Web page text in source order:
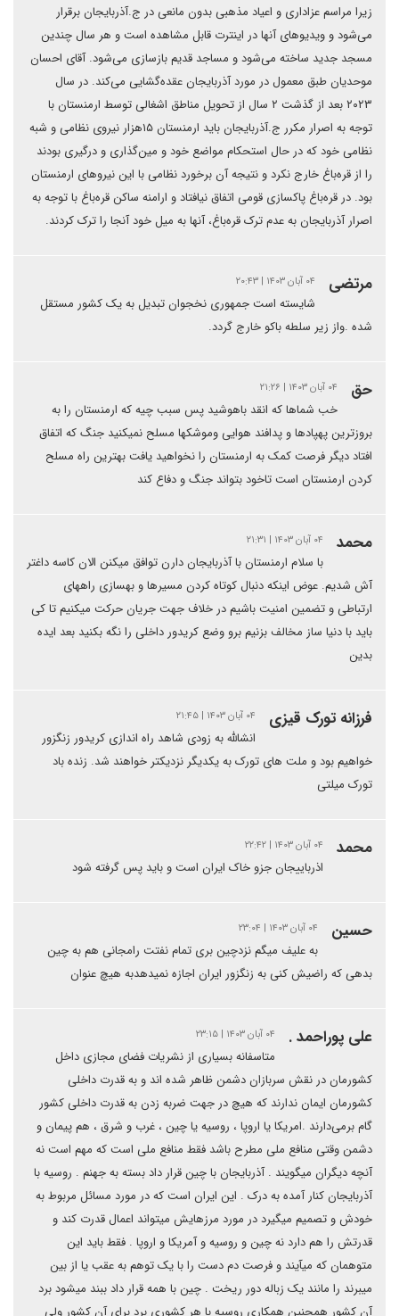
زیرا مراسم عزاداری و اعیاد مذهبی بدون مانعی در ج.آذربایجان برقرار
می‌شود و ویدیوهای آنها در اینترت قابل مشاهده است و هر سال چندین
مسجد جدید ساخته می‌شود و مساجد قدیم بازسازی می‌شود. آقای احسان
موحدیان طبق معمول در مورد آذربایجان عقده‌گشایی می‌کند. در سال
۲۰۲۳ بعد از گذشت ۲ سال از تحویل مناطق اشغالی توسط ارمنستان با
توجه به اصرار مکرر ج.آذربایجان باید ارمنستان ۱۵هزار نیروی نظامی و شبه
نظامی خود که در حال استحکام مواضع خود و مین‌گذاری و درگیری بودند
را از قره‌باغ خارج نکرد و نتیجه آن برخورد نظامی با این نیروهای ارمنستان
بود. در قره‌باغ پاکسازی قومی اتفاق نیافتاد و ارامنه ساکن قره‌باغ با توجه به
اصرار آذربایجان به عدم ترک قره‌باغ، آنها به میل خود آنجا را ترک کردند.
مرتضی ۰۴ آبان ۱۴۰۳ | ۲۰:۴۳
شایسته است جمهوری نخجوان تبدیل به یک کشور مستقل
شده .واز زیر سلطه باکو خارج گردد.
حق ۰۴ آبان ۱۴۰۳ | ۲۱:۲۶
خب شماها که انقد باهوشید پس سبب چیه که ارمنستان را به
بروزترین پهپادها و پدافند هوایی وموشکها مسلح نمیکنید جنگ که اتفاق
افتاد دیگر فرصت کمک به ارمنستان را نخواهید یافت بهترین راه مسلح
کردن ارمنستان است تاخود بتواند جنگ و دفاع کند
محمد ۰۴ آبان ۱۴۰۳ | ۲۱:۳۱
با سلام ارمنستان با آذربایجان دارن توافق میکنن الان کاسه داغتر
آش شدیم. عوض اینکه دنبال کوتاه کردن مسیرها و بهسازی راههای
ارتباطی و تضمین امنیت باشیم در خلاف جهت جریان حرکت میکنیم تا کی
باید با دنیا ساز مخالف بزنیم برو وضع کریدور داخلی را نگه بکنید بعد ایده
بدین
فرزانه تورک قیزی ۰۴ آبان ۱۴۰۳ | ۲۱:۴۵
انشالله به زودی شاهد راه اندازی کریدور زنگزور
خواهیم بود و ملت های تورک به یکدیگر نزدیکتر خواهند شد. زنده باد
تورک میلتی
محمد ۰۴ آبان ۱۴۰۳ | ۲۲:۴۲
اذرباییجان جزو خاک ایران است و باید پس گرفته شود
حسین ۰۴ آبان ۱۴۰۳ | ۲۳:۰۴
به علیف میگم نزدچین بری تمام نفتت رامجانی هم به چین
بدهی که راضیش کنی به زنگزور ایران اجازه نمیدهدبه هیچ عنوان
علی پوراحمد . ۰۴ آبان ۱۴۰۳ | ۲۳:۱۵
متاسفانه بسیاری از نشریات فضای مجازی داخل
کشورمان در نقش سربازان دشمن ظاهر شده اند و به قدرت داخلی
کشورمان ایمان ندارند که هیچ در جهت ضربه زدن به قدرت داخلی کشور
گام برمی‌دارند .‌امریکا یا اروپا ، روسیه یا چین ، غرب و شرق ، هم پیمان و
دشمن وقتی منافع ملی مطرح باشد فقط منافع ملی است که مهم است نه
آنچه دیگران میگویند . آذربایجان با چین قرار داد بسته به جهنم . روسیه با
آذربایجان کنار آمده به درک . این ایران است که در مورد مسائل مربوط به
خودش و تصمیم میگیرد در مورد مرزهایش میتواند اعمال قدرت کند و
قدرتش را هم دارد نه چین و روسیه و آمریکا و اروپا . فقط باید این
متوهمان که میآیند و فرصت دم دست را با یک توهم به عقب یا از بین
میبرند را مانند یک زباله دور ریخت . چین با همه قرار داد ببند میشود برد
آن کشور همچنین همکاری روسیه با هر کشوری برد برای آن کشور ولی